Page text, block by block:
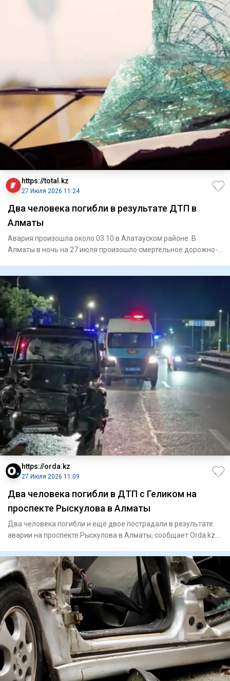
https://total.kz
27 Июля 2026 11:24
Два человека погибли в результате ДТП в
Алматы
Авария произошла около 03:10 в Алатауском районе. В
Алматы в ночь на 27 июля произошло смертельное дорожно-
https://orda.kz
27 Июля 2026 11:09
Два человека погибли в ДТП с Геликом на
проспекте Рыскулова в Алматы
Два человека погибли и ещё двое пострадали в результате
аварии на проспекте Рыскулова в Алматы, сообщает Orda.kz.